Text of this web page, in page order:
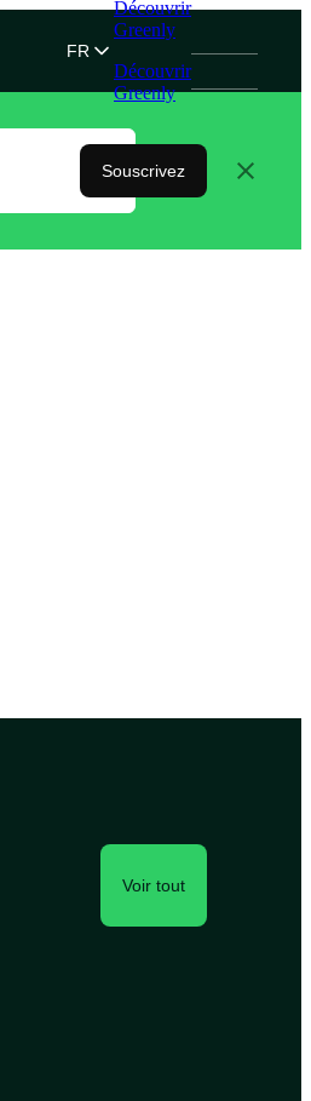
FR
Découvrir
Greenly
Découvrir
Greenly
Souscrivez
Voir tout